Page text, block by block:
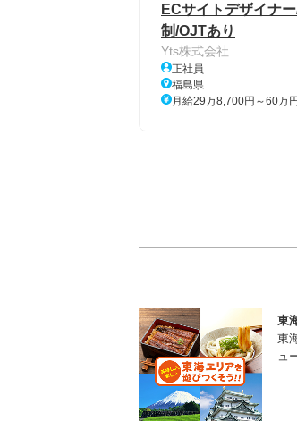
ECサイトデザイナ
制/OJTあり
Yts株式会社
正社員
福島県
月給29万8,700円～60万円
東
東
ュ